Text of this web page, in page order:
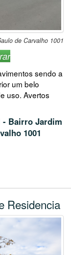
de Carvalho 1001
sendo a
um belo
uso. Avertos
Bairro Jardim
1001
Residencia